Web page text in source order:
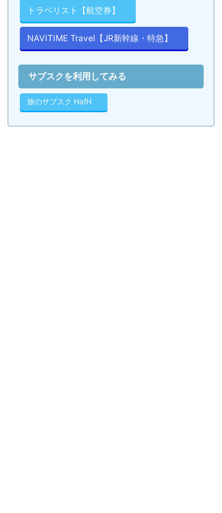
トラベリスト【航空券】
NAVITIME Travel【JR新幹線・特急】
サブスクを利用してみる
旅のサブスク HafH